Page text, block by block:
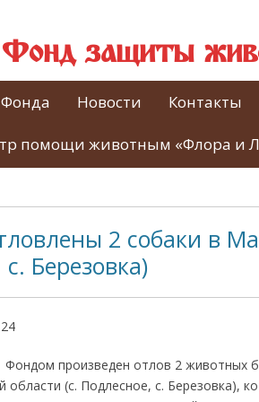
Фонд защиты
Новости Контакты
помощи животным «Флора и
2 собаки в
Березовка)
произведен отлов 2 животных
области (с. Подлесное, с. Березовка),